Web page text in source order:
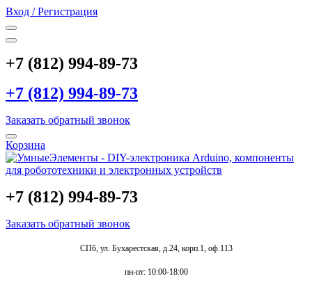
Вход / Регистрация
+7 (812) 994-89-73
+7 (812) 994-89-73
Заказать обратный звонок
Корзина
+7 (812) 994-89-73
Заказать обратный звонок
СПб, ул. Бухарестская, д.24, корп.1, оф.113
пн-пт: 10:00-18:00